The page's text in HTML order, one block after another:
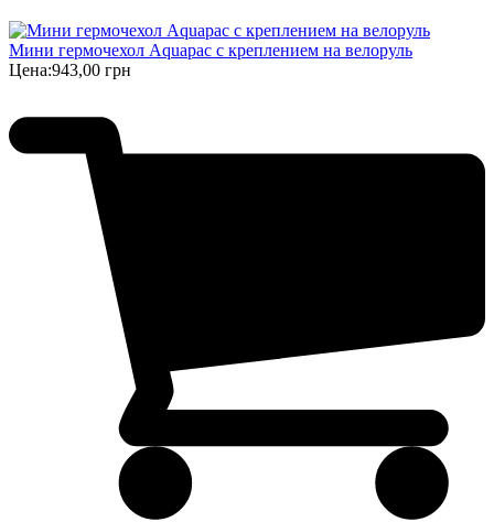
Мини гермочехол Aquapac с креплением на велоруль
Цена:943,00 грн